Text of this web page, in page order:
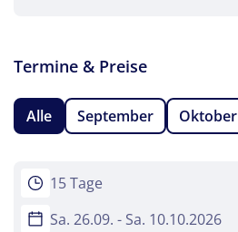
Termine & Preise
Alle September Oktober
15 Tage
Sa. 26.09. - Sa. 10.10.2026